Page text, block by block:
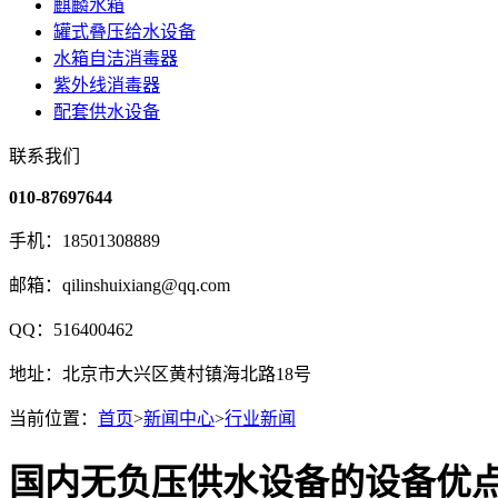
麒麟水箱
罐式叠压给水设备
水箱自洁消毒器
紫外线消毒器
配套供水设备
联系我们
010-87697644
手机：18501308889
邮箱：qilinshuixiang@qq.com
QQ：516400462
地址：北京市大兴区黄村镇海北路18号
当前位置： 首页>新闻中心>行业新闻
国内无负压供水设备的设备优